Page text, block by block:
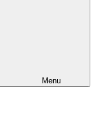
Menu